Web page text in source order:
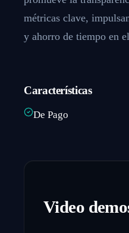
métricas clave,
y ahorro de tiempo en
Características
De Pago
Video